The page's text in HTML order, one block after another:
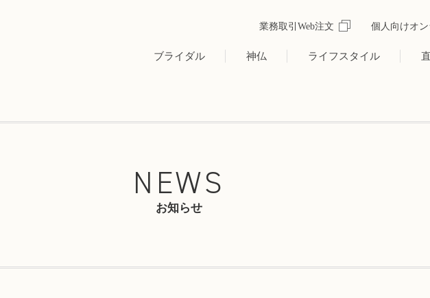
ブライダル 神仏 ライフスタイル
業務取引Web注文 個人向けオ
お知らせ
NEWS